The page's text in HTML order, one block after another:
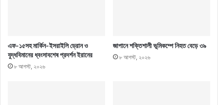
এফ-১৫সহ মার্কিন-ইসরাইলি ড্রোন ও
যুদ্ধবিমানের ধ্বংসাবশেষ প্রদর্শন ইরানের
৮ আগস্ট, ২০২৬
জাপানে শক্তিশালী ভূমিকম্পে নিহত বেড়ে ৩৯
৮ আগস্ট, ২০২৬